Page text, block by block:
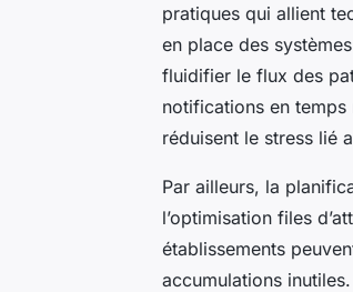
pratiques qui allient
en place des
fluidifier le flux des
notifications en temps
réduisent le stress lié
Par ailleurs, la
l’optimisation files
établissements
accumulations